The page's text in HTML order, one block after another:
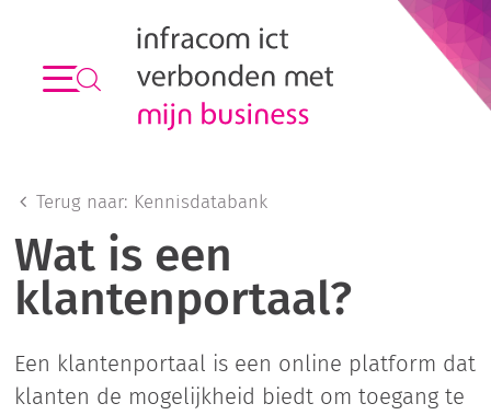
Terug naar: Kennisdatabank
Wat is een
klantenportaal?
Een klantenportaal is een online platform dat
klanten de mogelijkheid biedt om toegang te